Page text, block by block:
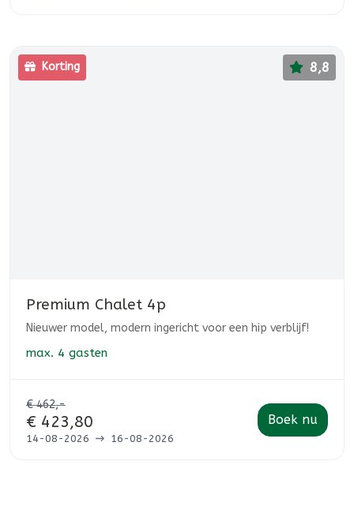
Korting 8,8
Premium Chalet 4p
Nieuwer model, modern ingericht voor een hip verblijf!
max. 4 gasten
€ 462,-
€ 423,80
14-08-2026 16-08-2026
Boek nu